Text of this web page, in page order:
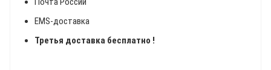
EMS-доставка
Третья доставка бесплатно !